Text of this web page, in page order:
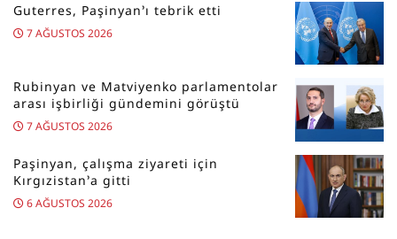
Guterres, Paşinyan’ı tebrik etti
7 AĞUSTOS 2026
Rubinyan ve Matviyenko parlamentolar
arası işbirliği gündemini görüştü
7 AĞUSTOS 2026
Paşinyan, çalışma ziyareti için
Kırgızistan’a gitti
6 AĞUSTOS 2026